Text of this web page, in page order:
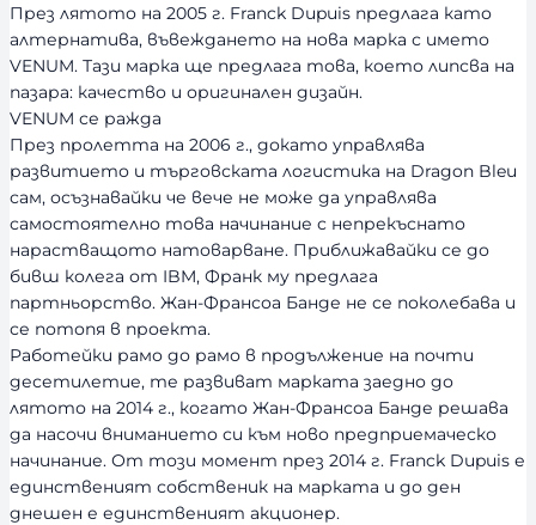
През лятото на 2005 г. Franck Dupuis предлага като
алтернатива, въвеждането на нова марка с името
VENUM. Тази марка ще предлага това, което липсва на
пазара: качество и оригинален дизайн.
VENUM се ражда
През пролетта на 2006 г., докато управлява
развитието и търговската логистика на Dragon Bleu
сам, осъзнавайки че вече не може да управлява
самостоятелно това начинание с непрекъснато
нарастващото натоварване. Приближавайки се до
бивш колега от IBM, Франк му предлага
партньорство. Жан-Франсоа Банде не се поколебава и
се потопя в проекта.
Работейки рамо до рамо в продължение на почти
десетилетие, те развиват марката заедно до
лятото на 2014 г., когато Жан-Франсоа Банде решава
да насочи вниманието си към ново предприемаческо
начинание. От този момент през 2014 г. Franck Dupuis е
единственият собственик на марката и до ден
днешен е единственият акционер.